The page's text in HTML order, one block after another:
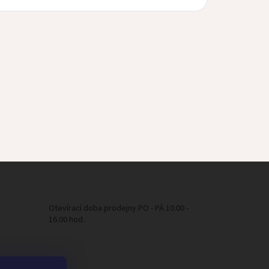
Otevírací doba prodejny PO - PÁ 10.00 -
16.00 hod.